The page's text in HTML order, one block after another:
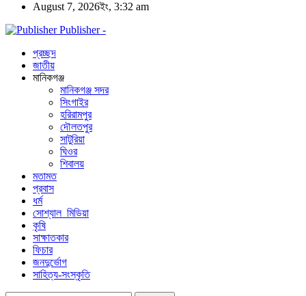
August 7, 2026ইং, 3:32 am
Publisher -
প্রচ্ছদ
জাতীয়
মানিকগঞ্জ
মানিকগঞ্জ সদর
সিংগাইর
হরিরামপুর
দৌলতপুর
সাটুরিয়া
ঘিওর
শিবালয়
মতামত
প্রবাস
ধর্ম
সোশ্যাল_মিডিয়া
কৃষি
সাক্ষাতকার
ফিচার
জনদুর্ভোগ
সাহিত্য-সংস্কৃতি